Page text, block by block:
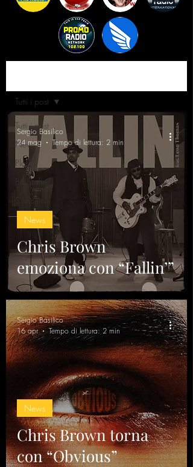
Tutti i post
News
Playlist
Biografie
Concerti
Tutti i post
Chris Brown
emoziona con “Fallin’”
News
Sergio Basilico
24 mag
Tempo di lettura: 2 min
Chris Brown torna
con “Obvious”
News
Sergio Basilico
16 apr
Tempo di lettura: 2 min